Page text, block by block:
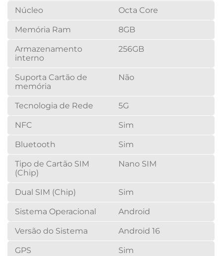
Núcleo Octa Core
Memória Ram 8GB
Armazenamento
interno
256GB
Suporta Cartão de
memória
Não
Tecnologia de Rede 5G
NFC Sim
Bluetooth Sim
Tipo de Cartão SIM
(Chip)
Nano SIM
Dual SIM (Chip) Sim
Sistema Operacional Android
Versão do Sistema Android 16
GPS Sim